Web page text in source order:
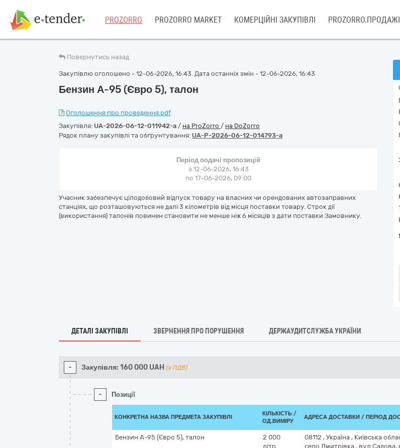
PROZORRO PROZORRO MARKET КОМЕРЦІЙНІ ЗАКУПІВЛІ PROZORRO.ПРОДАЖІ
Повернутись назад
Закупівлю оголошено - 12-06-2026, 16:43. Дата останніх змін - 12-06-2026, 16:43
Бензин А-95 (Євро 5), талон
Оголошення про проведення.pdf
Закупівля: UA-2026-06-12-011942-a / на ProZorro / на DoZorro
Рядок плану закупівлі та обґрунтування: UA-P-2026-06-12-014793-a
Період подачі пропозицій
з 12-06-2026, 16:43
по 17-06-2026, 09:00
Учасник забезпечує цілодобовий відпуск товару на власних чи орендованих автозаправних
станціях, що розташовуються не далі 3 кілометрів від місця поставки товару. Строк дії
(використання) талонів повинен становити не менше ніж 6 місяців з дати поставки Замовнику.
ДЕТАЛІ ЗАКУПІВЛІ ЗВЕРНЕННЯ ПРО ПОРУШЕННЯ ДЕРЖАУДИТСЛУЖБА УКРАЇНИ
- Закупівля: 160 000 UAH (з ПДВ)
- Позиції
КОНКРЕТНА НАЗВА ПРЕДМЕТА ЗАКУПІВЛІ
КІЛЬКІСТЬ /
ОД.ВИМІРУ
АДРЕСА ДОСТАВКИ / ПЕРІОД
Бензин А-95 (Євро 5), талон
2 000
літр
08112 , Україна , Київська
село Дмитрівка , вул.Садова,